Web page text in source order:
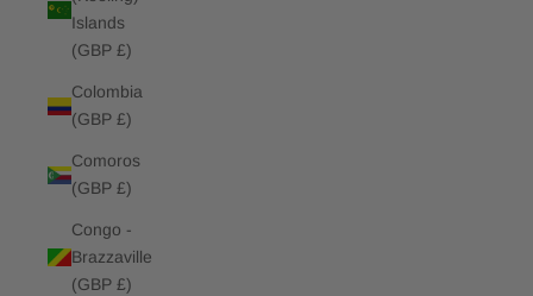
Islands
(GBP £)
Colombia
(GBP £)
Comoros
(GBP £)
Congo -
Brazzaville
(GBP £)